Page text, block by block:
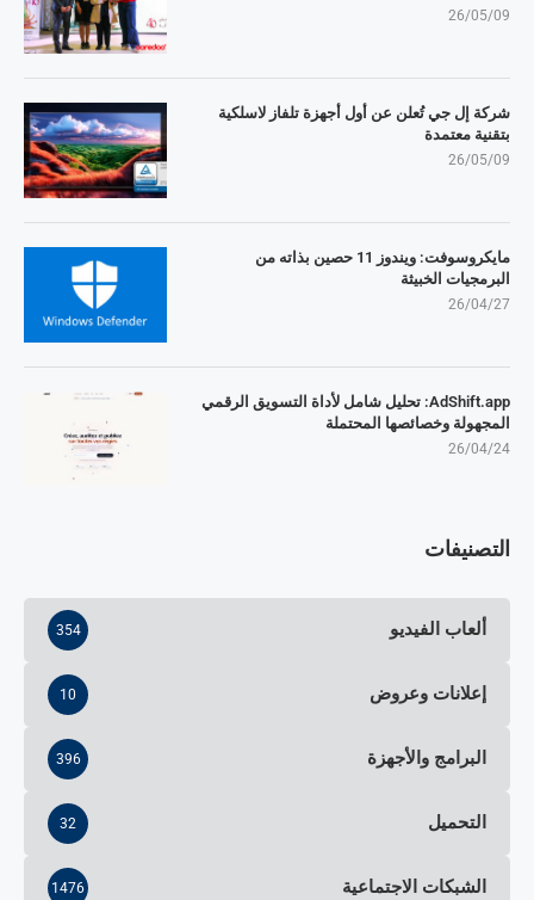
26/05/09
شركة إل جي تُعلن عن أول أجهزة تلفاز لاسلكية
بتقنية معتمدة
26/05/09
مايكروسوفت: ويندوز 11 حصين بذاته من
البرمجيات الخبيثة
26/04/27
AdShift.app: تحليل شامل لأداة التسويق الرقمي
المجهولة وخصائصها المحتملة
26/04/24
التصنيفات
ألعاب الفيديو 354
إعلانات وعروض 10
البرامج والأجهزة 396
التحميل 32
الشبكات الاجتماعية 1476